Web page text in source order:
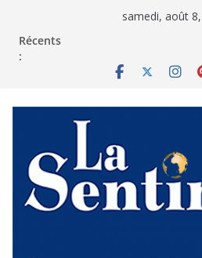
samedi, août
Récents
: